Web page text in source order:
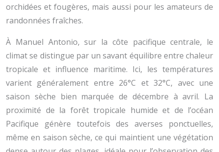
orchidées et fougères, mais aussi pour les amateurs de
randonnées fraîches.
À Manuel Antonio, sur la côte pacifique centrale, le
climat se distingue par un savant équilibre entre chaleur
tropicale et influence maritime. Ici, les températures
varient généralement entre 26°C et 32°C, avec une
saison sèche bien marquée de décembre à avril. La
proximité de la forêt tropicale humide et de l’océan
Pacifique génère toutefois des averses ponctuelles,
même en saison sèche, ce qui maintient une végétation